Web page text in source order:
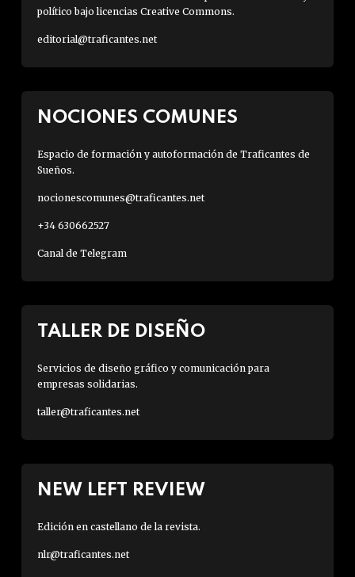
político bajo licencias Creative Commons.
editorial@traficantes.net
NOCIONES COMUNES
Espacio de formación y autoformación de Traficantes de
Sueños.
nocionescomunes@traficantes.net
+34 630662527
Canal de Telegram
TALLER DE DISEÑO
Servicios de diseño gráfico y comunicación para
empresas solidarias.
taller@traficantes.net
NEW LEFT REVIEW
Edición en castellano de la revista.
nlr@traficantes.net